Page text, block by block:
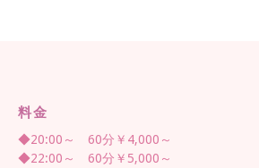
料金
◆20:00～ 60分￥4,000～
◆22:00～ 60分￥5,000～